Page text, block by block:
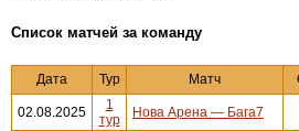
Cписок матчей за команду
Дата Тур Матч
02.08.2025
1
тур
Нова Арена — Бага7